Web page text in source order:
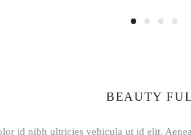
BEAUTY
id nibh ultricies vehicula ut id elit.